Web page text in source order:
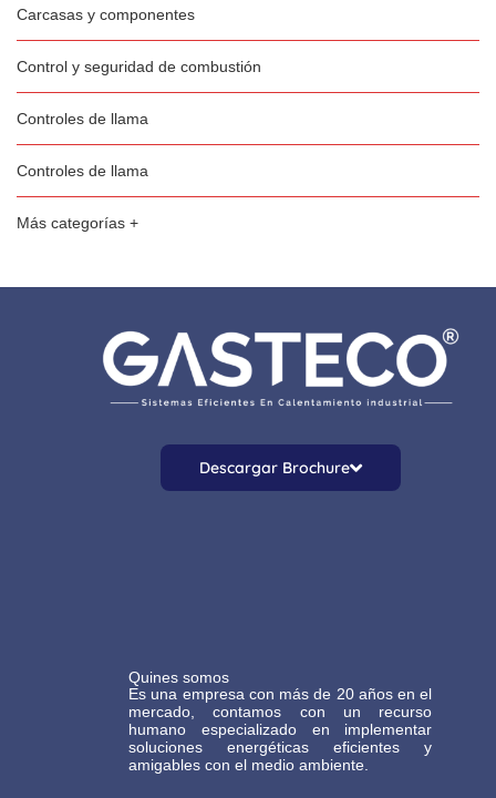
Carcasas y componentes
Control y seguridad de combustión
Controles de llama
Controles de llama
Más categorías +
Descargar Brochure
Quines somos
Es una empresa con más de 20 años en el
mercado, contamos con un recurso
humano especializado en implementar
soluciones energéticas eficientes y
amigables con el medio ambiente.